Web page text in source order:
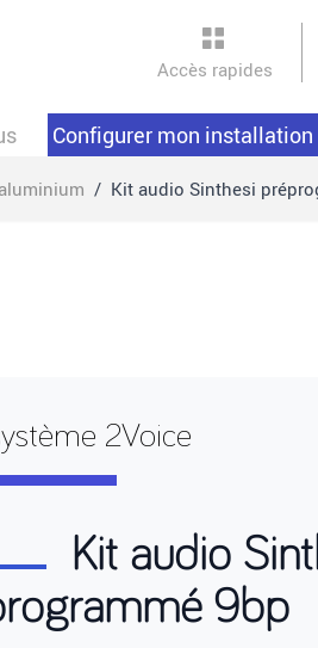
Accès rapides
Configurer mon installation
/ Kit audio Sinthesi
2Voice
Kit audio
9bp